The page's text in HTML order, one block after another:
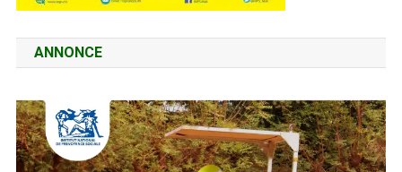
ANNONCE